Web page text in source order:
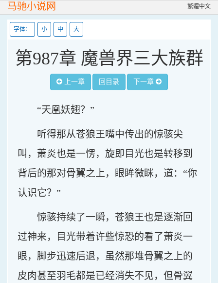
马驰小说网 繁體中文
字体： 小 中 大
第987章 魔兽界三大族群
上一章 回目录 下一章
“天凰妖翅？”
听得那从苍狼王嘴中传出的惊骇尖
叫，萧炎也是一愣，旋即目光也是转移到
背后的那对骨翼之上，眼眸微眯，道：“你
认识它？”
惊骇持续了一瞬，苍狼王也是逐渐回
过神来，目光带着许些惊恐的看了萧炎一
眼，脚步迅速后退，虽然那堆骨翼之上的
皮肉甚至羽毛都是已经消失不见，但骨翼